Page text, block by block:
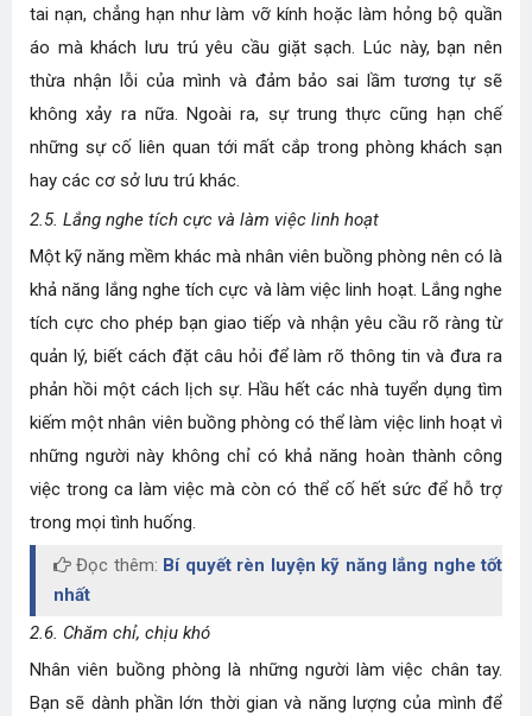
tai nạn, chẳng hạn như làm vỡ kính hoặc làm hỏng bộ quần
áo mà khách lưu trú yêu cầu giặt sạch. Lúc này, bạn nên
thừa nhận lỗi của mình và đảm bảo sai lầm tương tự sẽ
không xảy ra nữa. Ngoài ra, sự trung thực cũng hạn chế
những sự cố liên quan tới mất cắp trong phòng khách sạn
hay các cơ sở lưu trú khác.
2.5. Lắng nghe tích cực và làm việc linh hoạt
Một kỹ năng mềm khác mà nhân viên buồng phòng nên có là
khả năng lắng nghe tích cực và làm việc linh hoạt. Lắng nghe
tích cực cho phép bạn giao tiếp và nhận yêu cầu rõ ràng từ
quản lý, biết cách đặt câu hỏi để làm rõ thông tin và đưa ra
phản hồi một cách lịch sự. Hầu hết các nhà tuyển dụng tìm
kiếm một nhân viên buồng phòng có thể làm việc linh hoạt vì
những người này không chỉ có khả năng hoàn thành công
việc trong ca làm việc mà còn có thể cố hết sức để hỗ trợ
trong mọi tình huống.
Đọc thêm: Bí quyết rèn luyện kỹ năng lắng nghe tốt
nhất
2.6. Chăm chỉ, chịu khó
Nhân viên buồng phòng là những người làm việc chân tay.
Bạn sẽ dành phần lớn thời gian và năng lượng của mình để